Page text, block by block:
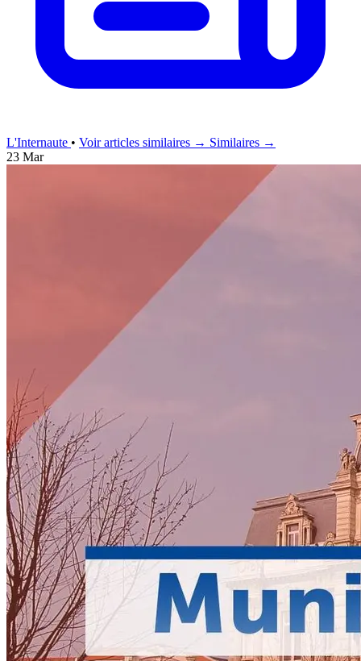
L'Internaute • Voir articles similaires → Similaires →
23 Mar